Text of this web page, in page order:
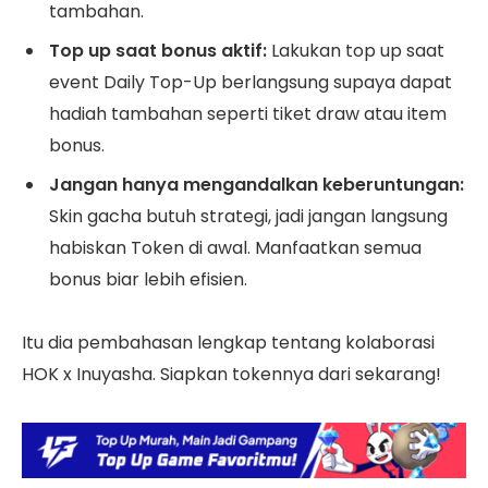
tambahan.
Top up saat bonus aktif: Lakukan top up saat
event Daily Top-Up berlangsung supaya dapat
hadiah tambahan seperti tiket draw atau item
bonus.
Jangan hanya mengandalkan keberuntungan:
Skin gacha butuh strategi, jadi jangan langsung
habiskan Token di awal. Manfaatkan semua
bonus biar lebih efisien.
Itu dia pembahasan lengkap tentang kolaborasi
HOK x Inuyasha. Siapkan tokennya dari sekarang!